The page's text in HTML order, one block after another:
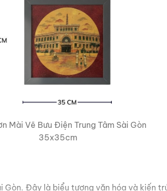
Mài Vẽ Bưu Điện Trung Tâm Sài Gòn
35x35cm
Đây là biểu tượng văn hóa và kiến